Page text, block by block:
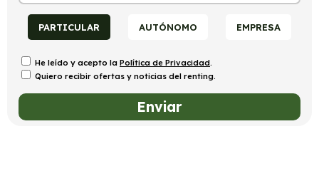
PARTICULAR AUTÓNOMO EMPRESA
He leído y acepto la Política de Privacidad.
Quiero recibir ofertas y noticias del renting.